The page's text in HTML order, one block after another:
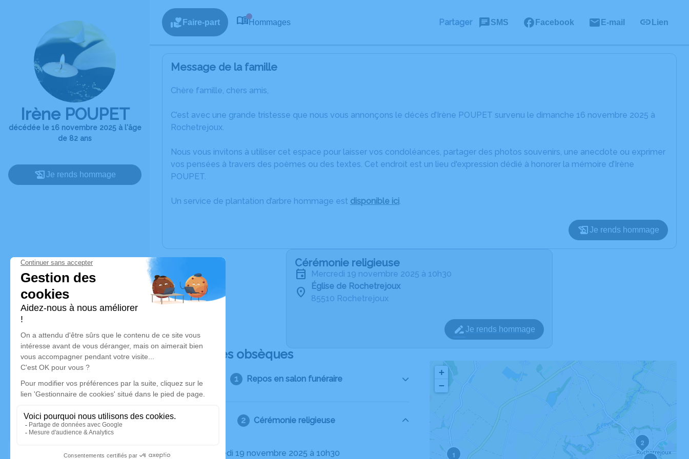
Irène POUPET
décédée le 16 novembre 2025 à l'âge
de 82 ans
Je rends hommage
Faire-part Hommages Partager SMS Facebook E-mail Lien
Message de la famille
Chère famille, chers amis,
C’est avec une grande tristesse que nous vous annonçons le décès d’Irène POUPET survenu le dimanche 16 novembre 2025 à
Rochetrejoux.
Nous vous invitons à utiliser cet espace pour laisser vos condoléances, partager des photos souvenirs, une anecdote ou exprimer
vos pensées à travers des poèmes ou des textes. Cet endroit est un lieu d'expression dédié à honorer la mémoire d’Irène
POUPET.
Un service de plantation d’arbre hommage est disponible ici.
Je rends hommage
Cérémonie religieuse
mercredi 19 novembre 2025 à 10h30
Église de Rochetrejoux
85510 Rochetrejoux
Je rends hommage
Déroulé des obsèques
Repos en salon funéraire
Cérémonie religieuse
Le mercredi 19 novembre 2025 à 10h30 1
2
+
−